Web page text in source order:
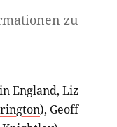
zu
England, Liz
), Geoff